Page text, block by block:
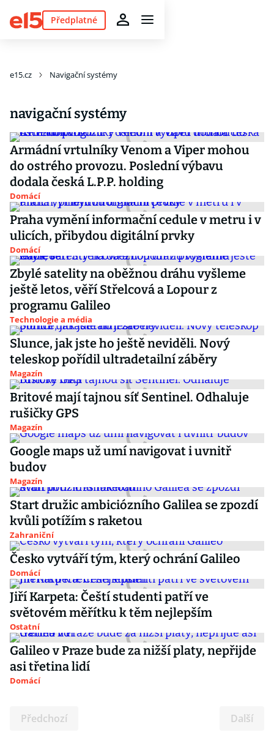
Předplatné
e15.cz Navigační systémy
navigační systémy
Armádní vrtulníky Venom a Viper mohou
do ostrého provozu. Poslední výbavu
dodala česká L.P.P. holding
Domácí
Praha vymění informační cedule v metru i v
ulicích, přibydou digitální prvky
Domácí
Zbylé satelity na oběžnou dráhu vyšleme
ještě letos, věří Střelcová a Lopour z
programu Galileo
Technologie a média
Slunce, jak jste ho ještě neviděli. Nový
teleskop pořídil ultradetailní záběry
Magazín
Britové mají tajnou síť Sentinel. Odhaluje
rušičky GPS
Magazín
Google maps už umí navigovat i uvnitř
budov
Magazín
Start družic ambiciózního Galilea se zpozdí
kvůli potížím s raketou
Zahraniční
Česko vytváří tým, který ochrání Galileo
Domácí
Jiří Karpeta: Čeští studenti patří ve
světovém měřítku k těm nejlepším
Ostatní
Galileo v Praze bude za nižší platy, nepřijde
asi třetina lidí
Domácí
Předchozí Další